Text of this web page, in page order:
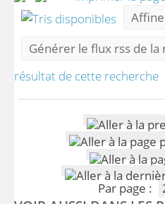
Générer le flux rss de la
résultat de cette recherche
Par page :